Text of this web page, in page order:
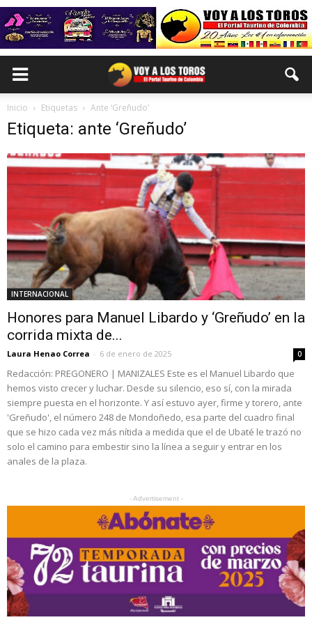
Inicio Etiquetas Ante ‘Greñudo’
Etiqueta: ante ‘Greñudo’
INTERNACIONAL
Honores para Manuel Libardo y ‘Greñudo’ en la
corrida mixta de...
Laura Henao Correa - 6 de enero de 2025 0
Redacción: PREGONERO | MANIZALES Este es el Manuel Libardo que
hemos visto crecer y luchar. Desde su silencio, eso sí, con la mirada
siempre puesta en el horizonte. Y así estuvo ayer, firme y torero, ante
'Greñudo', el número 248 de Mondoñedo, esa parte del cuadro final
que se hizo cada vez más nítida a medida que el de Ubaté le trazó no
solo el camino para embestir sino la línea a seguir y entrar en los
anales de la plaza.
- Advertisement -